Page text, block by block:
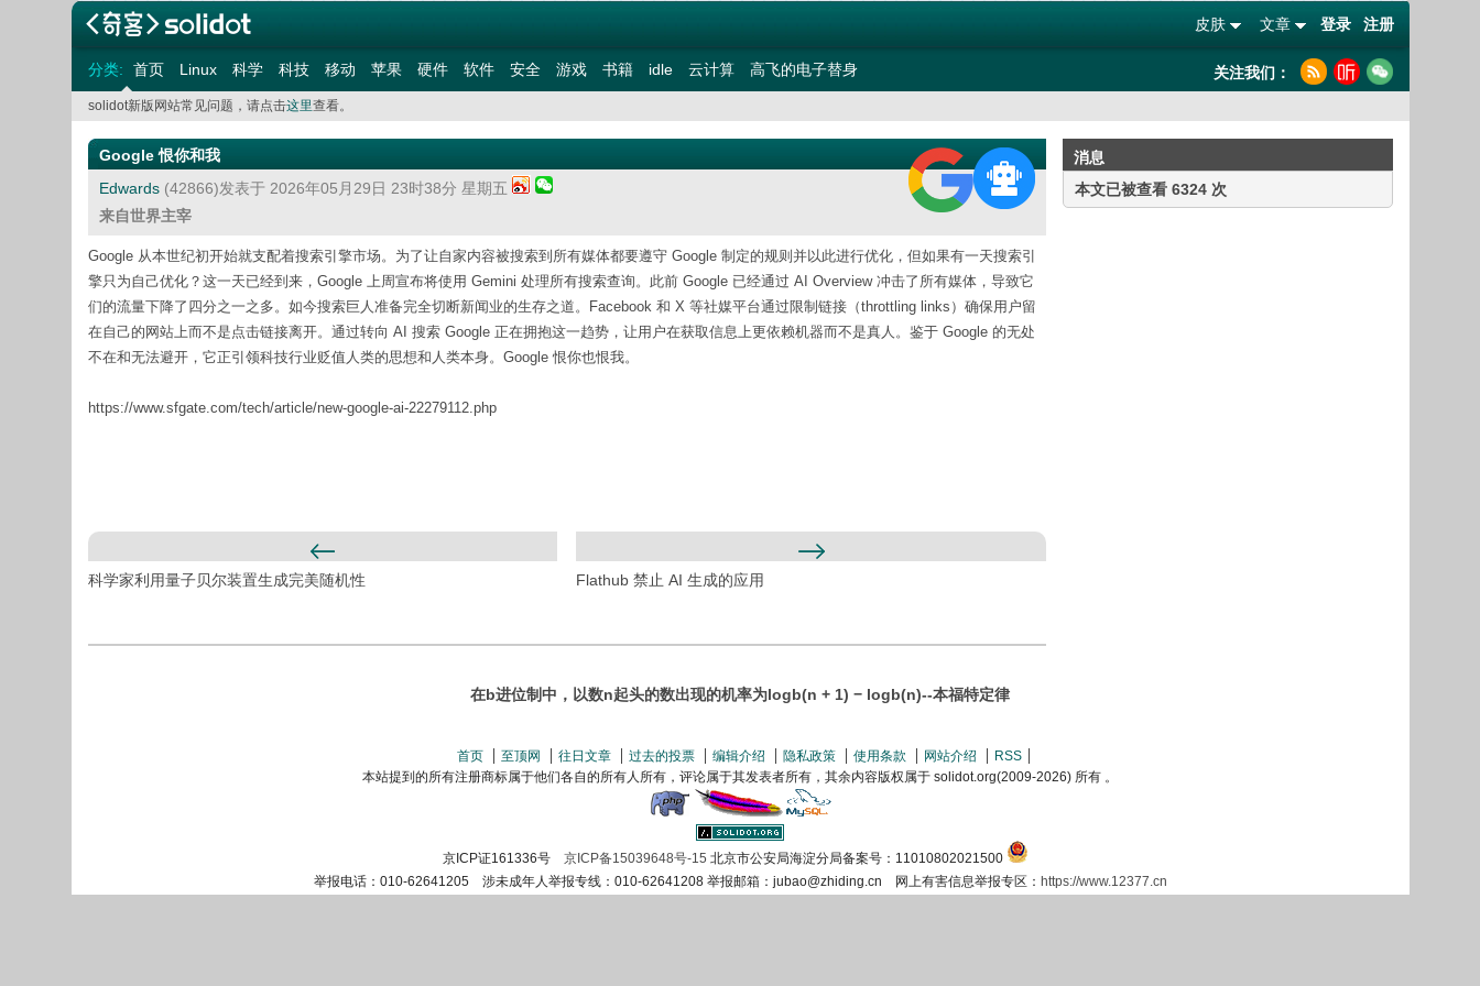
登录 注册
文章
皮肤
分类: 首页 Linux 科学 科技 移动 苹果 硬件 软件 安全 游戏 书籍 idle 云计算 高飞的电子替身 关注我们：
solidot新版网站常见问题，请点击这里查看。
消息
本文已被查看 6324 次
Google 恨你和我
Edwards(42866)发表于 2026年05月29日 23时38分 星期五
来自世界主宰
Google 从本世纪初开始就支配着搜索引擎市场。为了让自家内容被搜索到所有媒体都要遵守 Google 制定的规则并以此进行优化，但如果有一天搜索引
擎只为自己优化？这一天已经到来，Google 上周宣布将使用 Gemini 处理所有搜索查询。此前 Google 已经通过 AI Overview 冲击了所有媒体，导致它
们的流量下降了四分之一之多。如今搜索巨人准备完全切断新闻业的生存之道。Facebook 和 X 等社媒平台通过限制链接（throttling links）确保用户留
在自己的网站上而不是点击链接离开。通过转向 AI 搜索 Google 正在拥抱这一趋势，让用户在获取信息上更依赖机器而不是真人。鉴于 Google 的无处
不在和无法避开，它正引领科技行业贬值人类的思想和人类本身。Google 恨你也恨我。
https://www.sfgate.com/tech/article/new-google-ai-22279112.php
科学家利用量子贝尔装置生成完美随机性 Flathub 禁止 AI 生成的应用
在b进位制中，以数n起头的数出现的机率为logb(n + 1) − logb(n)--本福特定律
首页 至顶网 往日文章 过去的投票 编辑介绍 隐私政策 使用条款 网站介绍
RSS
本站提到的所有注册商标属于他们各自的所有人所有，评论属于其发表者所有，其余内容版权属于 solidot.org(2009-2026) 所有 。
京ICP证161336号 京ICP备15039648号-15 北京市公安局海淀分局备案号：11010802021500
举报电话：010-62641205 涉未成年人举报专线：010-62641208 举报邮箱：jubao@zhiding.cn 网上有害信息举报专区： https://www.12377.cn